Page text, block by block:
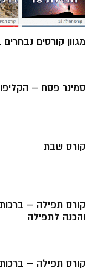
מגוון קורסים
סמינר פסח –
קורס שבת
קורס תפילה –
והכנה לתפילה
קורס תפילה –